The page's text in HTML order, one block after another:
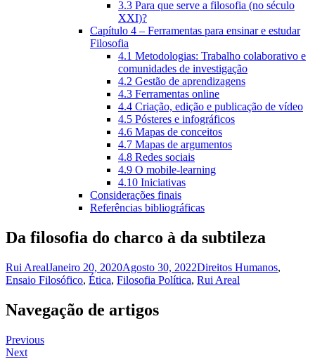
3.3 Para que serve a filosofia (no século
XXI)?
Capítulo 4 – Ferramentas para ensinar e estudar
Filosofia
4.1 Metodologias: Trabalho colaborativo e
comunidades de investigação
4.2 Gestão de aprendizagens
4.3 Ferramentas online
4.4 Criação, edição e publicação de vídeo
4.5 Pósteres e infográficos
4.6 Mapas de conceitos
4.7 Mapas de argumentos
4.8 Redes sociais
4.9 O mobile-learning
4.10 Iniciativas
Considerações finais
Referências bibliográficas
Da filosofia do charco à da subtileza
Rui ArealJaneiro 20, 2020Agosto 30, 2022Direitos Humanos,
Ensaio Filosófico, Ética, Filosofia Política, Rui Areal
Navegação de artigos
Previous
Next